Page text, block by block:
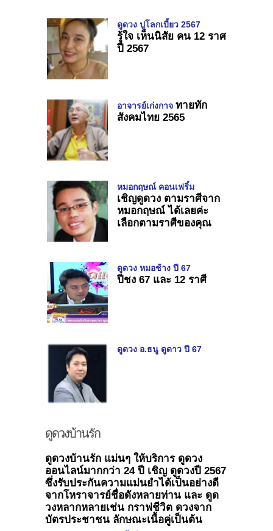
ดูดวง ปูโลกเบี้ยว 2567
รู้ใจ เห็นนิสัย คน 12 ราศ
ปี 2567
อาจารย์เก่งกาจ ทายทัก
สังคมไทย 2565
หมอกฤษณ์ คอนเฟริ์ม
เชิญดูดวง ตามราศีจาก
หมอกฤษณ์ ได้เลยค่ะ
เลือกตามราศีของคุณ
ดูดวง หมอช้าง ปี 67
ปีชง 67 และ 12 ราศี
ดูดวง อ.ธนู ดูดาว ปี 67
ดูดวงบ้านรัก
ดูดวงบ้านรัก แม่นๆ ให้บริการ ดูดวง
ออนไลน์มากกว่า 24 ปี เชิญ ดูดวงปี 2567
ซึ่งรับประกันความแม่นยำได้เป็นอย่างดี
จากโหราจารย์ชื่อดังหลายท่าน และ ดูด
วงหลากหลายเช่น กราฟชีวิต ดวงจาก
บัตรประชาชน ลักษณะเนื้อคู่เป็นต้น